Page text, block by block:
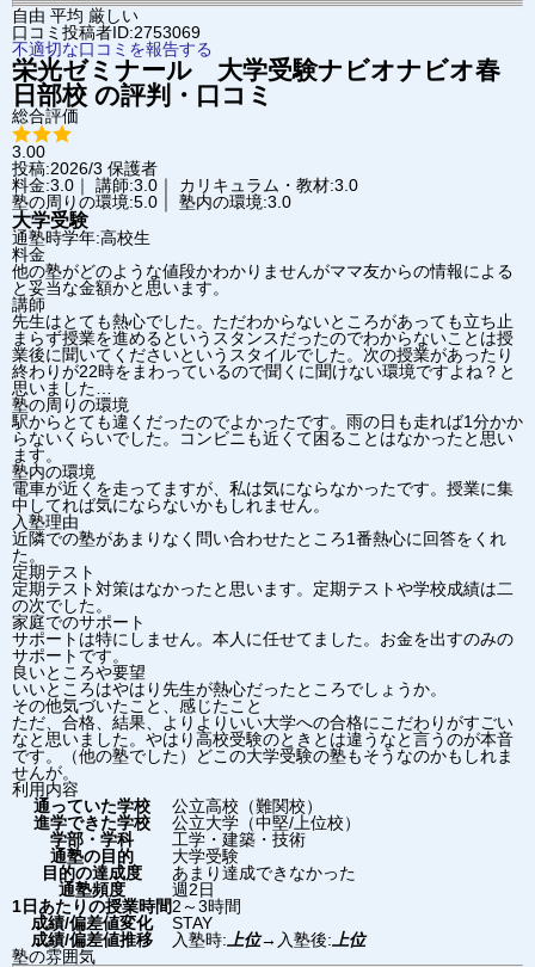
自由 平均 厳しい
口コミ投稿者ID:2753069
不適切な口コミを報告する
栄光ゼミナール 大学受験ナビオナビオ春
日部校 の評判・口コミ
総合評価
3.00
投稿:2026/3 保護者
料金:3.0｜ 講師:3.0｜ カリキュラム・教材:3.0
塾の周りの環境:5.0｜ 塾内の環境:3.0
大学受験
通塾時学年:高校生
料金
他の塾がどのような値段かわかりませんがママ友からの情報による
と妥当な金額かと思います。
講師
先生はとても熱心でした。ただわからないところがあっても立ち止
まらず授業を進めるというスタンスだったのでわからないことは授
業後に聞いてくださいというスタイルでした。次の授業があったり
終わりが22時をまわっているので聞くに聞けない環境ですよね？と
思いました…
塾の周りの環境
駅からとても違くだったのでよかったです。雨の日も走れば1分かか
らないくらいでした。コンビニも近くて困ることはなかったと思い
ます。
塾内の環境
電車が近くを走ってますが、私は気にならなかったです。授業に集
中してれば気にならないかもしれません。
入塾理由
近隣での塾があまりなく問い合わせたところ1番熱心に回答をくれ
た。
定期テスト
定期テスト対策はなかったと思います。定期テストや学校成績は二
の次でした。
家庭でのサポート
サポートは特にしません。本人に任せてました。お金を出すのみの
サポートです。
良いところや要望
いいところはやはり先生が熱心だったところでしょうか。
その他気づいたこと、感じたこと
ただ、合格、結果、よりよりいい大学への合格にこだわりがすごい
なと思いました。やはり高校受験のときとは違うなと言うのが本音
です。（他の塾でした）どこの大学受験の塾もそうなのかもしれま
せんが。
利用内容
通っていた学校
公立高校（難関校）
進学できた学校
公立大学（中堅/上位校）
学部・学科
工学・建築・技術
通塾の目的
大学受験
目的の達成度
あまり達成できなかった
通塾頻度
週2日
1日あたりの授業時間2～3時間
成績/偏差値変化
STAY
成績/偏差値推移
入塾時: 上位→ 入塾後: 上位
塾の雰囲気